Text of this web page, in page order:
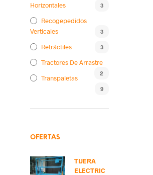
Horizontales
3
Recogepedidos
Verticales
3
Retráctiles 3
Tractores De Arrastre
2
Transpaletas
9
OFERTAS
TIJERA
ELECTRIC